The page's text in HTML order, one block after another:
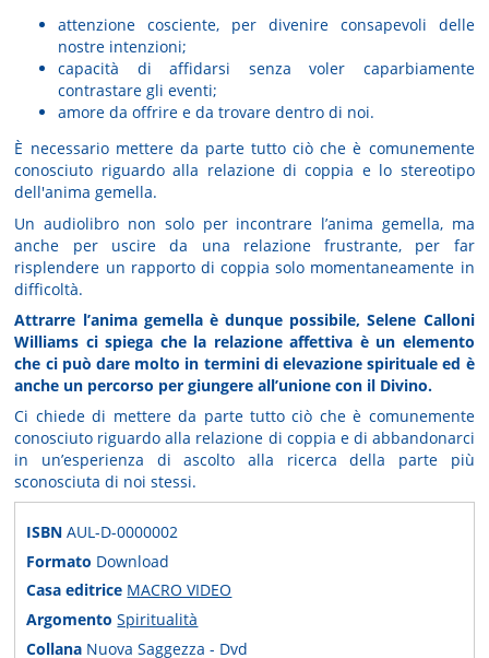
attenzione cosciente, per divenire consapevoli delle
nostre intenzioni;
capacità di affidarsi senza voler caparbiamente
contrastare gli eventi;
amore da offrire e da trovare dentro di noi.
È necessario mettere da parte tutto ciò che è comunemente
conosciuto riguardo alla relazione di coppia e lo stereotipo
dell'anima gemella.
Un audiolibro non solo per incontrare l’anima gemella, ma
anche per uscire da una relazione frustrante, per far
risplendere un rapporto di coppia solo momentaneamente in
difficoltà.
Attrarre l’anima gemella è dunque possibile, Selene Calloni
Williams ci spiega che la relazione affettiva è un elemento
che ci può dare molto in termini di elevazione spirituale ed è
anche un percorso per giungere all’unione con il Divino.
Ci chiede di mettere da parte tutto ciò che è comunemente
conosciuto riguardo alla relazione di coppia e di abbandonarci
in un’esperienza di ascolto alla ricerca della parte più
sconosciuta di noi stessi.
ISBNAUL-D-0000002
Formato Download
Casa editrice MACRO VIDEO
ArgomentoSpiritualità
Collana Nuova Saggezza - Dvd